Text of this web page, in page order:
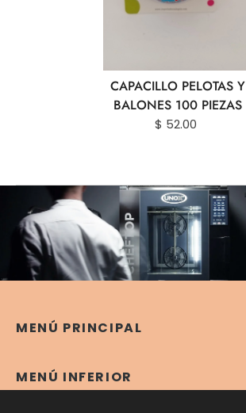
CAPACILLO PELOTAS Y
BALONES 100 PIEZAS
$ 52.00
MENÚ PRINCIPAL
MENÚ INFERIOR